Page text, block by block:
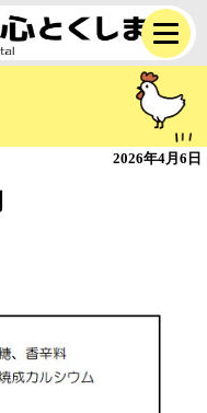
2026年4月6日